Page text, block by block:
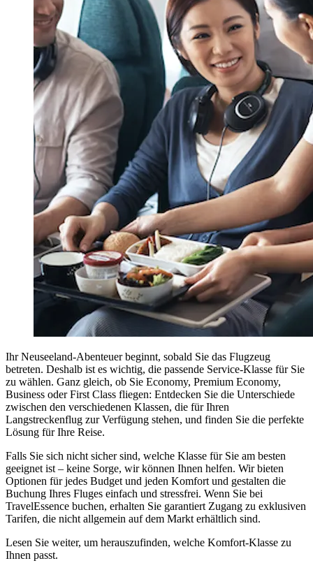
Ihr Neuseeland-Abenteuer beginnt, sobald Sie das Flugzeug
betreten. Deshalb ist es wichtig, die passende Service-Klasse für Sie
zu wählen. Ganz gleich, ob Sie Economy, Premium Economy,
Business oder First Class fliegen: Entdecken Sie die Unterschiede
zwischen den verschiedenen Klassen, die für Ihren
Langstreckenflug zur Verfügung stehen, und finden Sie die perfekte
Lösung für Ihre Reise.
Falls Sie sich nicht sicher sind, welche Klasse für Sie am besten
geeignet ist – keine Sorge, wir können Ihnen helfen. Wir bieten
Optionen für jedes Budget und jeden Komfort und gestalten die
Buchung Ihres Fluges einfach und stressfrei. Wenn Sie bei
TravelEssence buchen, erhalten Sie garantiert Zugang zu exklusiven
Tarifen, die nicht allgemein auf dem Markt erhältlich sind.
Lesen Sie weiter, um herauszufinden, welche Komfort-Klasse zu
Ihnen passt.